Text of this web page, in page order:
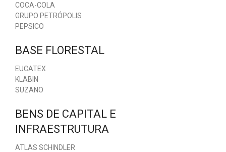
COCA-COLA
GRUPO PETRÓPOLIS
PEPSICO
BASE FLORESTAL
EUCATEX
KLABIN
SUZANO
BENS DE CAPITAL E
INFRAESTRUTURA
ATLAS SCHINDLER